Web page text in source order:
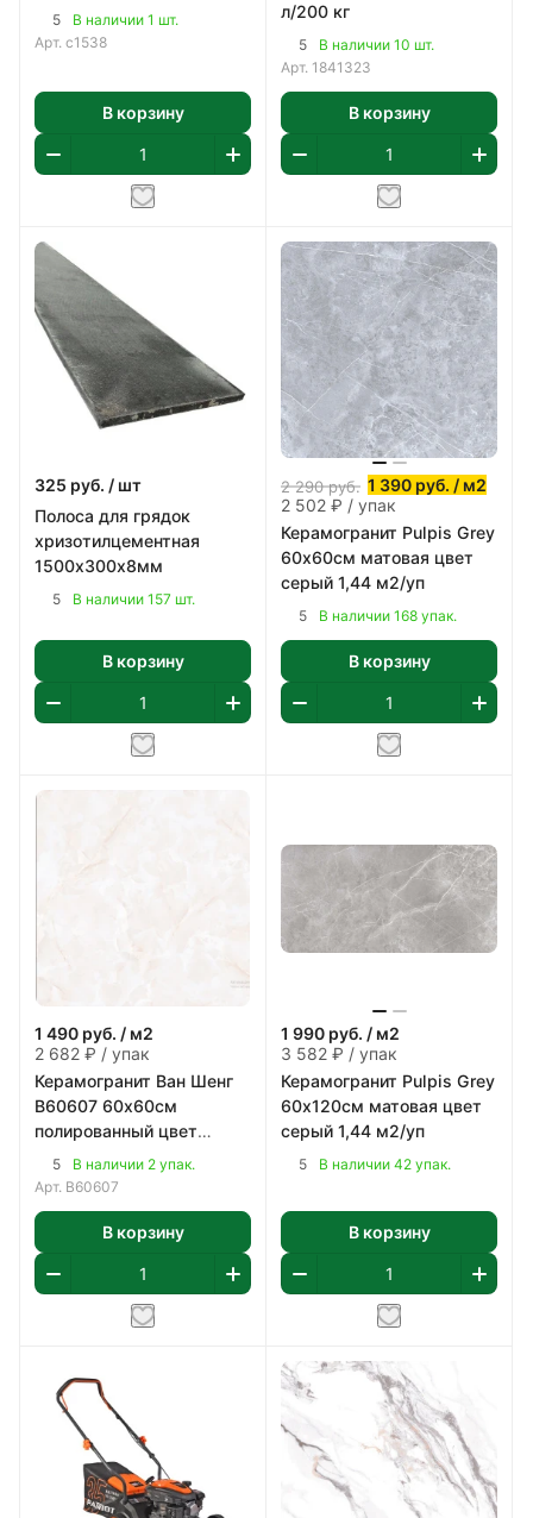
5
В наличии 1 шт.
Арт. с1538
В корзину
л/200 кг
5
В наличии 10 шт.
Арт. 1841323
В корзину
325 руб. / шт
Полоса для грядок
хризотилцементная
1500х300х8мм
5 В наличии 157 шт.
В корзину
2 290руб. 1 390 руб. / м2
2 502 ₽ / упак
Керамогранит Pulpis Grey
60х60см матовая цвет
серый 1,44 м2/уп
5 В наличии 168 упак.
В корзину
1 490 руб. / м2
2 682 ₽ / упак
Керамогранит Ван Шенг
В60607 60х60см
полированный цвет
бежево-коричневый 1,8
м2/уп
5
В наличии 2 упак.
Арт. В60607
В корзину
1 990 руб. / м2
3 582 ₽ / упак
Керамогранит Pulpis Grey
60х120см матовая цвет
серый 1,44 м2/уп
5 В наличии 42 упак.
В корзину